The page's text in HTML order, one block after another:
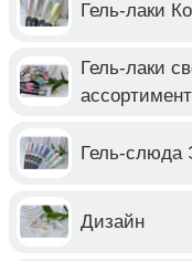
Гель-лаки
Гель-лаки
Гель-слюда
Дизайн